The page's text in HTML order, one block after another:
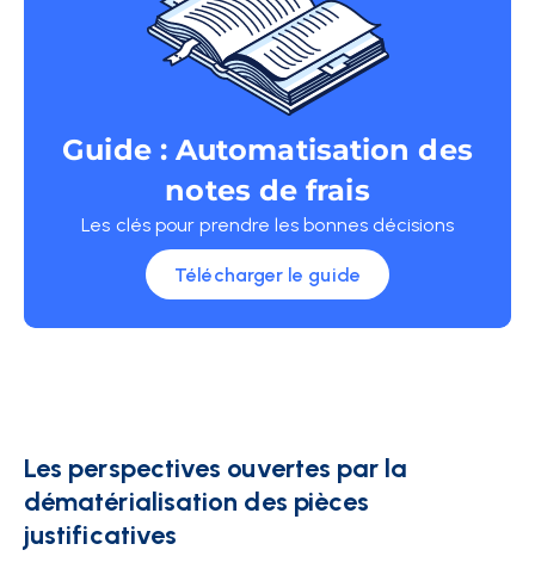
Guide : Automatisation des
notes de frais
Les clés pour prendre les bonnes décisions
Télécharger le guide
Les perspectives ouvertes par la
dématérialisation des pièces
justificatives